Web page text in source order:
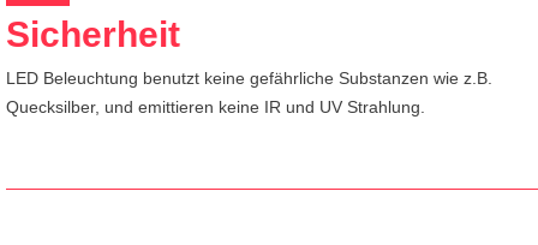
Sicherheit
LED Beleuchtung benutzt keine gefährliche Substanzen wie z.B.
Quecksilber, und emittieren keine IR und UV Strahlung.